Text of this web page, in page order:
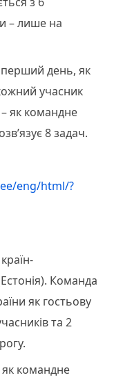
– лише на
перший день, як
учасник
– як командне
8 задач.
eng/html/?
Команда
як гостьову
та 2
командне